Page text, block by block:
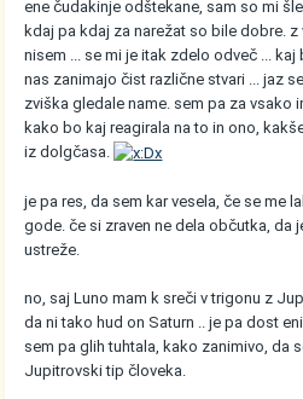
ene čudakinje odštekane, sam so mi
kdaj pa kdaj za narežat so bile dobre.
nisem ... se mi je itak zdelo odveč ...
nas zanimajo čist različne stvari ... jaz
zviška gledale name. sem pa za vsako
kako bo kaj reagirala na to in ono,
iz dolgčasa.
je pa res, da sem kar vesela, če se me
gode. če si zraven ne dela občutka, da
ustreže.
no, saj Luno mam k sreči v trigonu z
da ni tako hud on Saturn .. je pa dost
sem pa glih tuhtala, kako zanimivo, da
Jupitrovski tip človeka.